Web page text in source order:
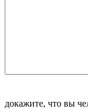
докажите, что вы